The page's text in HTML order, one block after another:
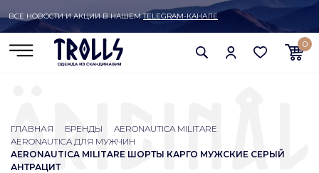
ВСЕ НОВОСТИ И АКЦИИ В НАШЕМTELEGRAM-КАНАЛЕ
0
ГЛАВНАЯ БРЕНДЫ
AERONAUTICA MILITARE
AERONAUTICA ДЛЯ МУЖЧИН
AERONAUTICA MILITARE ШОРТЫ КАРГО МУЖСКИЕ СЕРЫЙ
АНТРАЦИТ